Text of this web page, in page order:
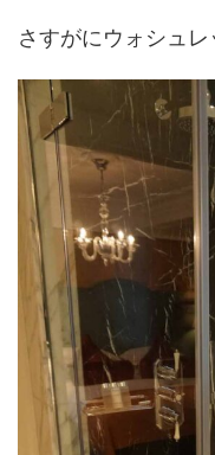
さすがにウォシュレ